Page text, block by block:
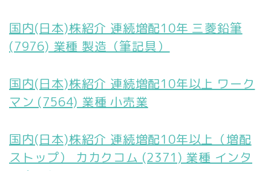
国内(日本)株紹介 連続増配10年 三菱鉛筆
(7976) 業種 製造（筆記具）
国内(日本)株紹介 連続増配10年以上 ワーク
マン (7564) 業種 小売業
国内(日本)株紹介 連続増配10年以上（増配
ストップ） カカクコム (2371) 業種 インタ